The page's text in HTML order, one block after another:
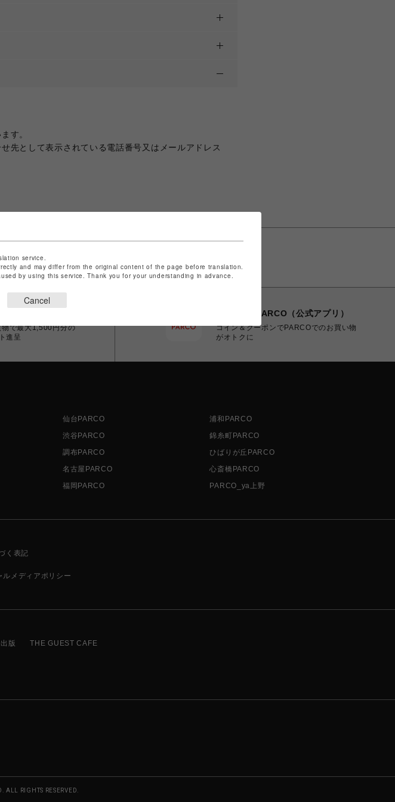
す。
先として表示されている電話番号又はメールアドレス
で最大1,500円分の
進呈
POCKET PARCO（公式アプリ）
コイン＆クーポンでPARCOでのお買い物
がオトクに
仙台PARCO
浦和PARCO
渋谷PARCO
錦糸町PARCO
調布PARCO
ひばりが丘PARCO
名古屋PARCO
心斎橋PARCO
福岡PARCO PARCO_ya上野
く表記
ルメディアポリシー
版 THE GUEST CAFE
ALL RIGHTS RESERVED.
service.
and may differ from the original content of the page before translation.
by using this service. Thank you for your understanding in advance.
Cancel